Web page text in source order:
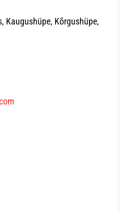
Kaugushüpe, Kõrgushüpe,